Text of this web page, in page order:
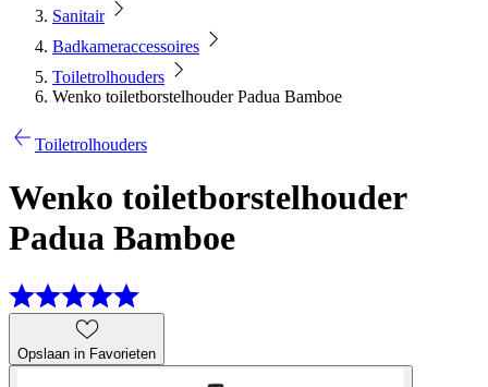
Sanitair
Badkameraccessoires
Toiletrolhouders
Wenko toiletborstelhouder Padua Bamboe
Toiletrolhouders
Wenko toiletborstelhouder
Padua Bamboe
Opslaan in Favorieten